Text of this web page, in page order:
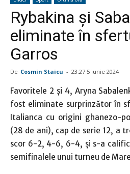
Rybakina şi
eliminate în
Garros
De Cosmin Staicu - 23:27 5 iunie 2024
Favoritele 2 şi 4, Aryna
fost eliminate surprinzător în
Italianca cu origini ghanezo-
(28 de ani), cap de serie 12, a
scor 6-2, 4-6, 6-4, şi s-a
semifinalele unui turneu de